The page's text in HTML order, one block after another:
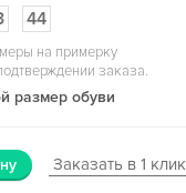
44
на примерку
заказа.
размер обуви
Заказать в 1 клик